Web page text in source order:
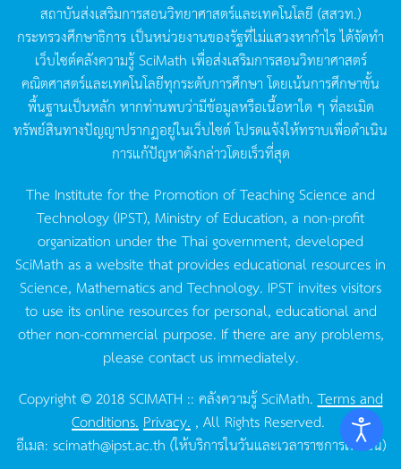
สถาบันส่งเสริมการสอนวิทยาศาสตร์และเทคโนโลยี (สสวท.)
กระทรวงศึกษาธิการ เป็นหน่วยงานของรัฐที่ไม่แสวงหากำไรได้จัดทำ
เว็บไซต์คลังความรู้SciMath เพื่อส่งเสริมการสอนวิทยาศาสตร์
คณิตศาสตร์และเทคโนโลยีทุกระดับการศึกษา โดยเน้นการศึกษาขั้น
พื้นฐานเป็นหลัก หากท่านพบว่ามีข้อมูลหรือเนื้อหาใด ๆ ที่ละเมิด
ทรัพย์สินทางปัญญาปรากฏอยู่ในเว็บไซต์โปรดแจ้งให้ทราบเพื่อดำเนิน
การแก้ปัญหาดังกล่าวโดยเร็วที่สุด
The Institute for the Promotion of Teaching Science and
Technology (IPST), Ministry of Education, a non-profit
organization under the Thai government, developed
SciMath as a website that provides educational resources in
Science, Mathematics and Technology. IPST invites visitors
to use its online resources for personal, educational and
other non-commercial purpose. If there are any problems,
please contact us immediately.
Copyright © 2018 SCIMATH :: คลังความรู้ SciMath.Terms and
Conditions. Privacy. , All Rights Reserved.
อีเมล: scimath@ipst.ac.th (ให้บริการในวันและเวลาราชการเท่านั้น)